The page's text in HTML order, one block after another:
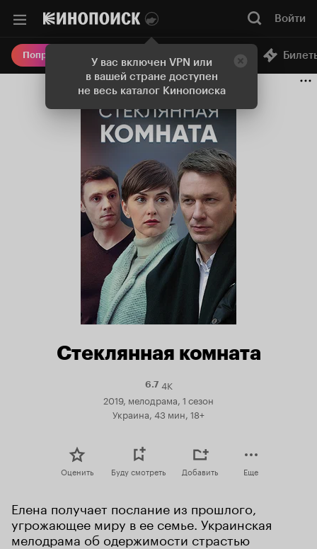
У вас включен VPN или
в вашей стране доступен
не весь каталог Кинопоиска
Войти
Попробовать Плюс Онлайн-кинотеатр
Стеклянная комната
6.7Рейтинг
Кинопоиска
6.7
4K
2019, мелодрама, 1 сезон
Украина, 43 мин, 18+
Оценить Буду смотреть Добавить Еще
Елена получает послание из прошлого,
угрожающее миру в ее семье. Украинская
мелодрама об одержимости страстью